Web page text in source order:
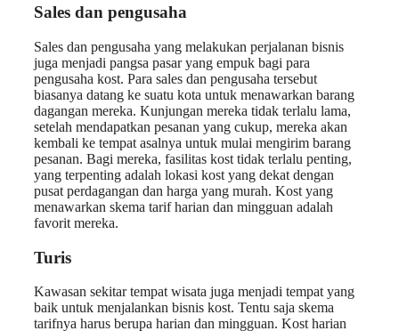
Sales dan pengusaha
Sales dan pengusaha yang melakukan perjalanan bisnis
juga menjadi pangsa pasar yang empuk bagi para
pengusaha kost. Para sales dan pengusaha tersebut
biasanya datang ke suatu kota untuk menawarkan barang
dagangan mereka. Kunjungan mereka tidak terlalu lama,
setelah mendapatkan pesanan yang cukup, mereka akan
kembali ke tempat asalnya untuk mulai mengirim barang
pesanan. Bagi mereka, fasilitas kost tidak terlalu penting,
yang terpenting adalah lokasi kost yang dekat dengan
pusat perdagangan dan harga yang murah. Kost yang
menawarkan skema tarif harian dan mingguan adalah
favorit mereka.
Turis
Kawasan sekitar tempat wisata juga menjadi tempat yang
baik untuk menjalankan bisnis kost. Tentu saja skema
tarifnya harus berupa harian dan mingguan. Kost harian